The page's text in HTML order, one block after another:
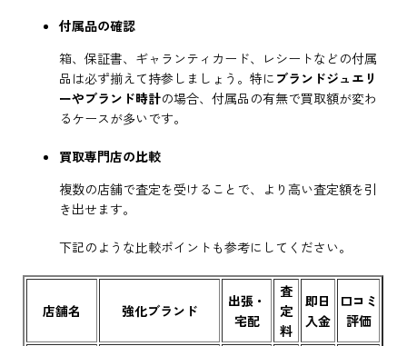
付属品の確認
箱、保証書、ギャランティカード、レシートなどの付属
品は必ず揃えて持参しましょう。特に ブランドジュエリ
ーやブランド時計の場合、付属品の有無で買取額が変わ
るケースが多いです。
買取専門店の比較
複数の店舗で査定を受けることで、より高い査定額を引
き出せます。
下記のような比較ポイントも参考にしてください。
店舗名 強化ブランド
出張・
宅配
査
定
料
即日
入金
口コミ
評価